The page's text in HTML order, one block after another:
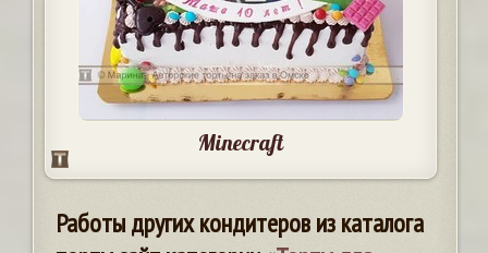
Minecraft
Работы других кондитеров из каталога